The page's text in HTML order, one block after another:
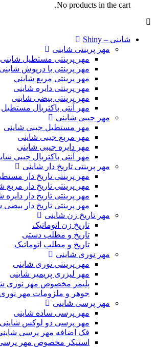
No products in the cart.
شاینی – Shiny
مهر پرینتی شاینی
مهر پرینتی مستطیل شاینی
مهر پرینتی با درپوش شاینی
مهر پرینتی مربع شاینی
مهر پرینتی دایره شاینی
مهر پرینتی بیضی شاینی
مهر آنتی باکتریال مستطیل
مهر جیبی شاینی
مهر مستطیل جیبی شاینی
مهر مربع جیبی شاینی
مهر دایره جیبی شاینی
مهر آنتی باکتریال جیبی
مهر پرینتی تاریخ دار شاینی
مهر پرینتی تاریخ دار
مهر پرینتی تاریخ دار مربع
مهر پرینتی تاریخ دار دایره
مهر پرینتی تاریخ دار بیضی
مهر تاریخ زن شاینی
تاریخ زن اتوماتیک
تاریخ و مطلب دستی
تاریخ و مطلب اتوماتیک
مهر نوری شاینی
مهر پرینتی نوری شاینی
مهر لیزری پریمیر شاینی
پلیمر مخصوص مهر نوری
جوهر و ملزومات مهر نوری
مهر پرسی شاینی
مهر پرسی ساده شاینی
مهر پرسی دو لوکس شاینی
فک اضافه مهر پرسی
استیکر مخصوص مهر